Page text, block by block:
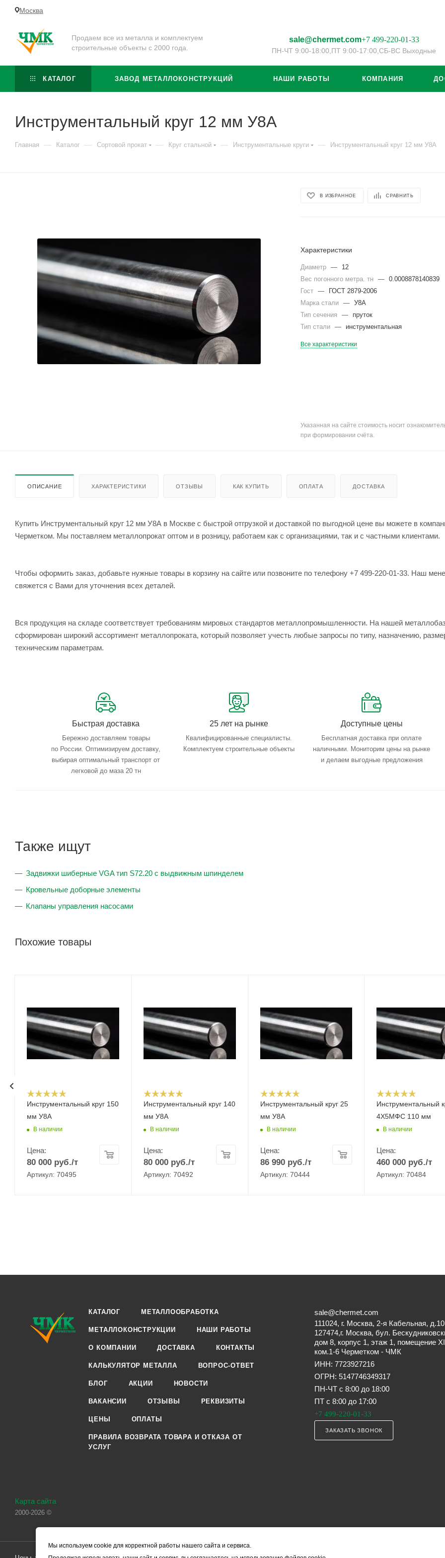
Москва
Продаем все из металла и комплектуем
строительные объекты с 2000 года.
sale@chermet.com+7 499-220-01-33
ПН-ЧТ 9:00-18:00, ПТ 9:00-17:00, СБ-ВС Выходные
КАТАЛОГ ЗАВОД МЕТАЛЛОКОНСТРУКЦИЙ НАШИ РАБОТЫ КОМПАНИЯ
Инструментальный круг 12 мм У8А
Главная — Каталог — Сортовой прокат — Круг стальной — Инструментальные круги — Инструментальный круг 12 мм У8А
В ИЗБРАННОЕ СРАВНИТЬ
Характеристики
Диаметр —
12
Вес погонного метра. тн
—
0.0008878140839
Гост
—
ГОСТ 2879-2006
Марка стали
—
У8А
Тип сечения
—
пруток
Тип стали
— инструментальная
Все характеристики
Указанная на сайте стоимость носит
при формировании счёта.
ОПИСАНИЕ ХАРАКТЕРИСТИКИ ОТЗЫВЫ КАК КУПИТЬ ОПЛАТА ДОСТАВКА
Купить Инструментальный круг 12 мм У8А в Москве с быстрой отгрузкой и доставкой по выгодной цене вы можете в
Черметком. Мы поставляем металлопрокат оптом и в розницу, работаем как с организациями, так и с частными клиентами.
Чтобы оформить заказ, добавьте нужные товары в корзину на сайте или позвоните по телефону +7 499-220-01-33. Наш
свяжется с Вами для уточнения всех деталей.
Вся продукция на складе соответствует требованиям мировых стандартов металлопромышленности. На нашей
сформирован широкий ассортимент металлопроката, который позволяет учесть любые запросы по типу, назначению,
техническим параметрам.
Быстрая доставка
Бережно доставляем товары
по России. Оптимизируем доставку,
выбирая оптимальный транспорт от
легковой до маза 20 тн
25 лет на рынке
Квалифицированные специалисты.
Комплектуем строительные объекты
Доступные цены
Бесплатная доставка при оплате
наличными. Мониторим цены на рынке
и делаем выгодные предложения
Также ищут
Задвижки шиберные VGA тип S72.20 с выдвижным шпинделем
Кровельные доборные элементы
Клапаны управления насосами
Похожие товары
Инструментальный круг 150
мм У8А
В наличии
Цена:
80 000 руб./т
Артикул: 70495
Инструментальный круг 140
мм У8А
В наличии
Цена:
80 000руб./т
Артикул: 70492
Инструментальный круг 25
мм У8А
В наличии
Цена:
86 990руб./т
Артикул: 70444
Инструментальный
4Х5МФС 110 мм
В наличии
Цена:
460 000 руб./т
Артикул: 70484
КАТАЛОГ МЕТАЛЛООБРАБОТКА
МЕТАЛЛОКОНСТРУКЦИИ НАШИ РАБОТЫ
О КОМПАНИИ ДОСТАВКА КОНТАКТЫ
КАЛЬКУЛЯТОР МЕТАЛЛА ВОПРОС-ОТВЕТ
БЛОГ АКЦИИ НОВОСТИ
ВАКАНСИИ ОТЗЫВЫ РЕКВИЗИТЫ
ЦЕНЫ ОПЛАТЫ
ПРАВИЛА ВОЗВРАТА ТОВАРА И ОТКАЗА ОТ
УСЛУГ
sale@chermet.com
111024, г. Москва, 2-я Кабельная, д.10
127474,г. Москва, бул.
дом 8, корпус 1, этаж 1, помещение
ком.1-6 Черметком - ЧМК
ИНН: 7723927216
ОГРН: 5147746349317
ПН-ЧТ с 8:00 до 18:00
ПТ с 8:00 до 17:00
+7 499-220-01-33
ЗАКАЗАТЬ ЗВОНОК
Карта сайта
2000-2026 ©
Мы используем cookie для корректной работы нашего сайта и сервиса.